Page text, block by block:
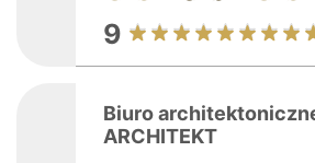
9
Biuro
ARCHITEKT